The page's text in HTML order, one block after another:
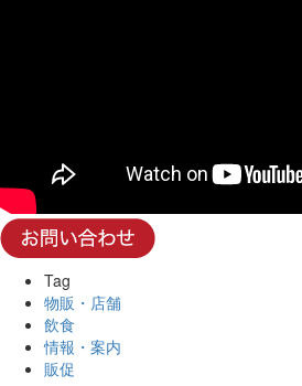
Tag
物販・店舗
飲食
情報・案内
販促